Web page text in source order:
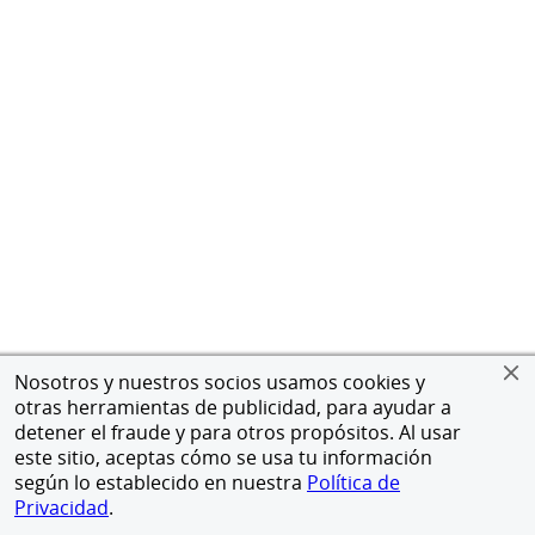
Nosotros y nuestros socios usamos cookies y
otras herramientas de publicidad, para ayudar a
detener el fraude y para otros propósitos. Al usar
este sitio, aceptas cómo se usa tu información
según lo establecido en nuestra Política de
Privacidad.